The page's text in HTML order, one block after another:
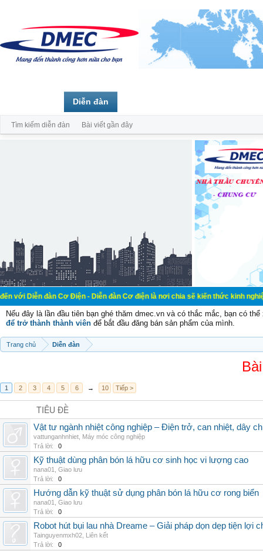
đàn Cơ Điện - Diễn đàn Cơ điện là nơi chia sẽ kiến thức kinh nghiệm trong
Nếu đây là lần đầu tiên bạn ghé thăm dmec.vn và có thắc mắc, bạn có
để trở thành thành viên để bắt đầu đăng bán sản phẩm của mình.
Trang chủ Diễn đàn
1 2 3 4 5 6 → 10 Tiếp >
TIÊU ĐỀ
Vật tư ngành nhiệt công nghiệp – Điện trở, can nhiệt, dây
vattunganhnhiet Máy móc công nghiệp
Trả lời:
0
Kỹ thuật dùng phân bón lá hữu cơ sinh học vi lượng cao
nana01
Giao lưu
Trả lời:
0
Hướng dẫn kỹ thuật sử dụng phân bón lá hữu cơ rong biển
nana01
Giao lưu
Trả lời:
0
Robot hút bụi lau nhà Dreame – Giải pháp dọn dẹp tiện lợi
Tainguyenmxh02 Liên kết
Trả lời:
0
Diễn đàn
Tìm kiếm diễn đàn Bài viết gần đây